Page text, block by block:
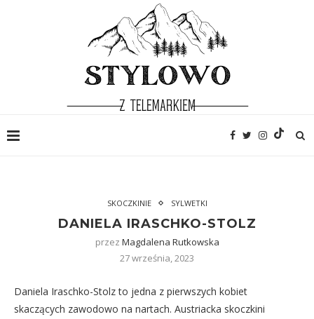
SKOCZKINIE SYLWETKI
DANIELA IRASCHKO-STOLZ
przez Magdalena Rutkowska
27 września, 2023
Daniela Iraschko-Stolz to jedna z pierwszych kobiet
skaczących zawodowo na nartach. Austriacka skoczkini